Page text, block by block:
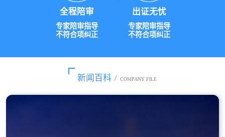
全程陪审
专家陪审指导
不符合项纠正
出证无忧
专家陪审指导
不符合项纠正
新闻百科 / COMPANY FILE